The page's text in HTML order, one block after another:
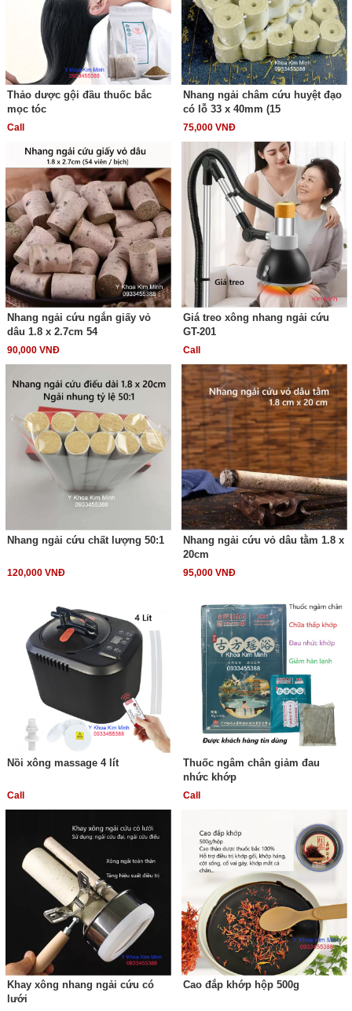
Thảo dược gội đầu thuốc bắc
mọc tóc
Call
Nhang ngải châm cứu huyệt đạo
có lỗ 33 x 40mm (15
75,000 VNĐ
Nhang ngải cứu ngắn giấy vỏ
dâu 1.8 x 2.7cm 54
90,000 VNĐ
Giá treo xông nhang ngải cứu
GT-201
Call
Nhang ngải cứu chất lượng 50:1
120,000 VNĐ
Nhang ngải cứu vỏ dâu tằm 1.8 x
20cm
95,000 VNĐ
Nồi xông massage 4 lít
Call
Thuốc ngâm chân giảm đau
nhức khớp
Call
Khay xông nhang ngải cứu có
lưới
Cao đắp khớp hộp 500g